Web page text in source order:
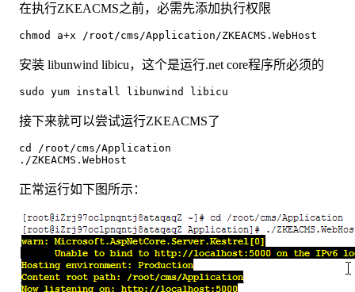
在执行ZKEACMS之前，必需先添加执行权限
chmod a+x /root/cms/Application/ZKEACMS.WebHost
安装 libunwind libicu，这个是运行.net core程序所必须的
sudo yum install libunwind libicu
接下来就可以尝试运行ZKEACMS了
cd /root/cms/Application
./ZKEACMS.WebHost
正常运行如下图所示：